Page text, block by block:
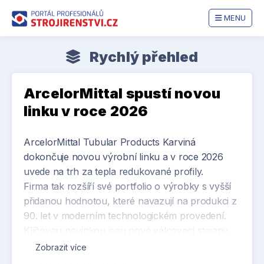
MENU
Rychlý přehled
ArcelorMittal spustí novou
linku v roce 2026
ArcelorMittal Tubular Products Karviná
dokončuje novou výrobní linku a v roce 2026
uvede na trh za tepla redukované profily.
Firma tak rozšíří své portfolio o výrobky s vyšší
přidanou hodnotou, které navazují na produkci z
90. let v moderním technologickém provedení.
jež zajistí vyšší přesnost, stabilitu procesu a
Zobrazit více